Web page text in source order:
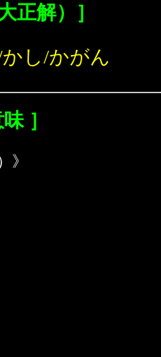
正解）］
し/かがん
］
》